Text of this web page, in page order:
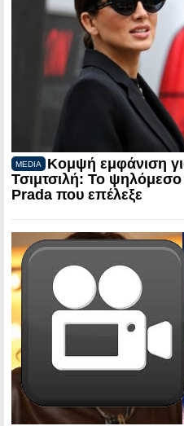
MEDIA
Κομψή εμφάνιση
Τσιμτσιλή: Το ψηλόμεσο
Prada που επέλεξε